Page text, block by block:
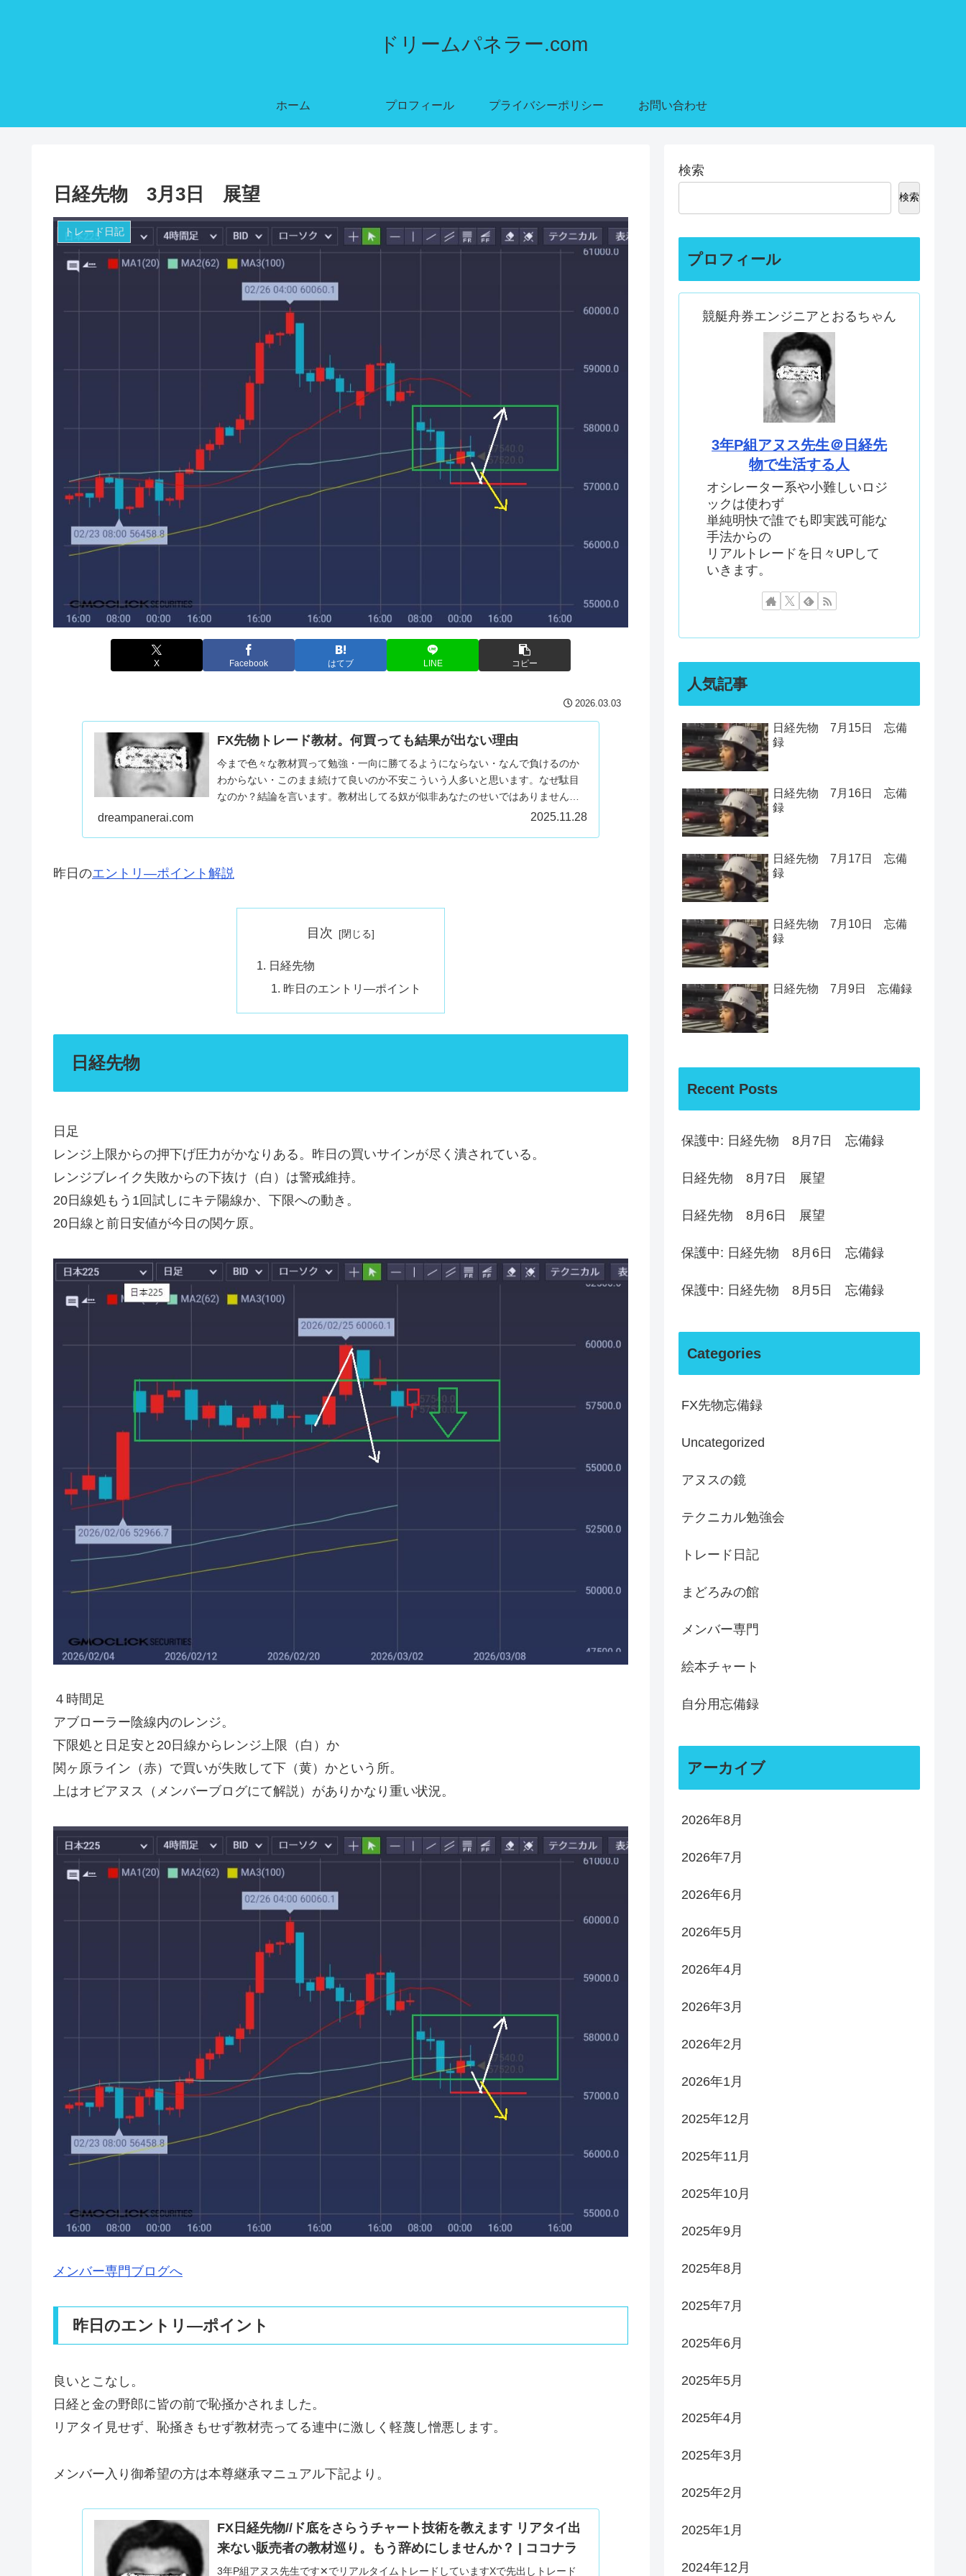
ドリームパネラー.com
ホーム プロフィール プライバシーポリシー お問い合わせ
日経先物 3月3日 展望
トレード日記
X Facebook はてブ LINE コピー
2026.03.03
FX先物トレード教材。何買っても結果が出ない理由
今まで色々な教材買って勉強・一向に勝てるようにならない・なんで負けるのか
わからない・このまま続けて良いのか不安こういう人多いと思います。なぜ駄目
なのか？結論を言います。教材出してる奴が似非あなたのせいではありません。
dreampanerai.com 2025.11.28
昨日のエントリ―ポイント解説
目次
日経先物
昨日のエントリ―ポイント
日経先物
日足
レンジ上限からの押下げ圧力がかなりある。昨日の買いサインが尽く潰されている。
レンジブレイク失敗からの下抜け（白）は警戒維持。
20日線処もう1回試しにキテ陽線か、下限への動き。
20日線と前日安値が今日の関ケ原。
４時間足
アブローラー陰線内のレンジ。
下限処と日足安と20日線からレンジ上限（白）か
関ヶ原ライン（赤）で買いが失敗して下（黄）かという所。
上はオビアヌス（メンバーブログにて解説）がありかなり重い状況。
メンバー専門ブログへ
昨日のエントリ―ポイント
良いとこなし。
日経と金の野郎に皆の前で恥掻かされました。
リアタイ見せず、恥掻きもせず教材売ってる連中に激しく軽蔑し憎悪します。
メンバー入り御希望の方は本尊継承マニュアル下記より。
FX日経先物//ド底をさらうチャート技術を教えます リアタイ出
来ない販売者の教材巡り。もう辞めにしませんか？ | ココナラ
3年P組アヌス先生です✕でリアルタイムトレードしていますXで先出しトレード
検索
検索
プロフィール
競艇舟券エンジニアとおるちゃん
3年P組アヌス先生＠日経先
物で生活する人
オシレーター系や小難しいロジ
ックは使わず
単純明快で誰でも即実践可能な
手法からの
リアルトレードを日々UPして
いきます。
人気記事
日経先物 7月15日 忘備
録
日経先物 7月16日 忘備
録
日経先物 7月17日 忘備
録
日経先物 7月10日 忘備
録
日経先物 7月9日 忘備録
Recent Posts
保護中: 日経先物 8月7日 忘備録
日経先物 8月7日 展望
日経先物 8月6日 展望
保護中: 日経先物 8月6日 忘備録
保護中: 日経先物 8月5日 忘備録
Categories
FX先物忘備録
Uncategorized
アヌスの鏡
テクニカル勉強会
トレード日記
まどろみの館
メンバー専門
絵本チャート
自分用忘備録
アーカイブ
2026年8月
2026年7月
2026年6月
2026年5月
2026年4月
2026年3月
2026年2月
2026年1月
2025年12月
2025年11月
2025年10月
2025年9月
2025年8月
2025年7月
2025年6月
2025年5月
2025年4月
2025年3月
2025年2月
2025年1月
2024年12月